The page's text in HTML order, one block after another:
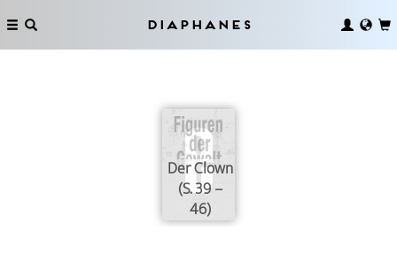
Diaphanes
Der Clown
(S. 39 –
46)